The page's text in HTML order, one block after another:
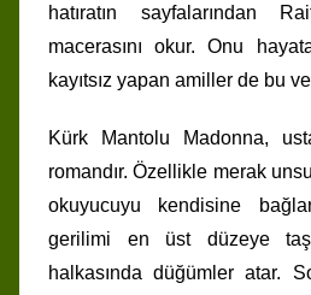
hatıratın sayfalarından
macerasını okur. Onu
kayıtsız yapan amiller de bu
Kürk Mantolu Madonna,
romandır. Özellikle merak
okuyucuyu kendisine
gerilimi en üst düzeye
halkasında düğümler atar.